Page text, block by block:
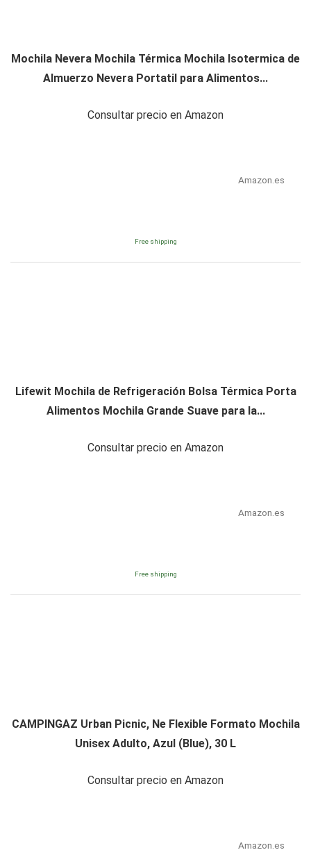
Mochila Nevera Mochila Térmica Mochila Isotermica de
Almuerzo Nevera Portatil para Alimentos...
Consultar precio en Amazon
Amazon.es
Free shipping
Lifewit Mochila de Refrigeración Bolsa Térmica Porta
Alimentos Mochila Grande Suave para la...
Consultar precio en Amazon
Amazon.es
Free shipping
CAMPINGAZ Urban Picnic, Ne Flexible Formato Mochila
Unisex Adulto, Azul (Blue), 30 L
Consultar precio en Amazon
Amazon.es